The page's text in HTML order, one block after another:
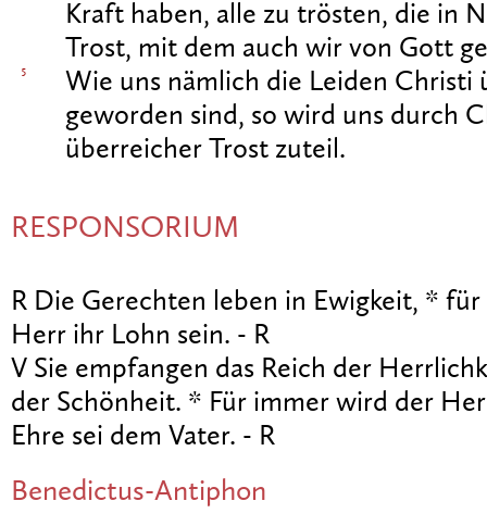
Kraft haben, alle zu trösten, die in
Trost, mit dem auch wir von Gott
5
Wie uns nämlich die Leiden Christi
geworden sind, so wird uns durch
überreicher Trost zuteil.
RESPONSORIUM
R Die Gerechten leben in Ewigkeit, *
Herr ihr Lohn sein. - R
V Sie empfangen das Reich der
der Schönheit. * Für immer wird der
Ehre sei dem Vater. - R
Benedictus-Antiphon